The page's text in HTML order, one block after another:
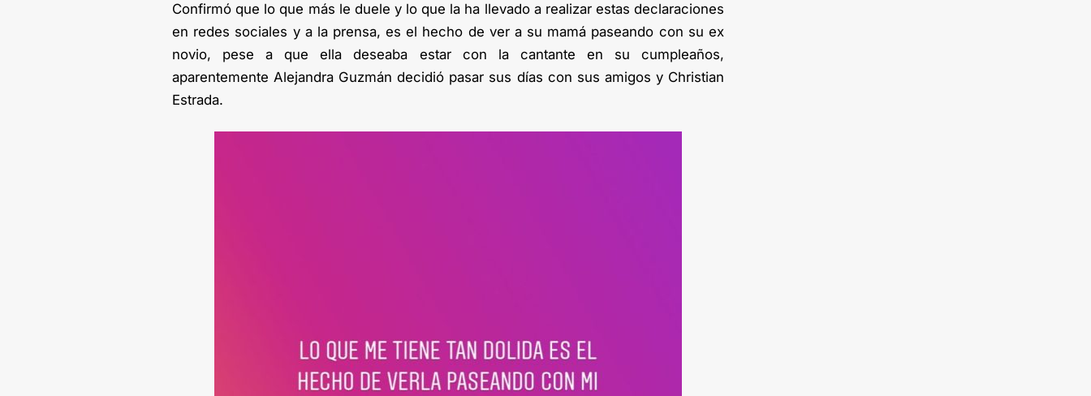
Confirmó que lo que más le duele y lo que la ha llevado a realizar estas declaraciones
en redes sociales y a la prensa, es el hecho de ver a su mamá paseando con su ex
novio, pese a que ella deseaba estar con la cantante en su cumpleaños,
aparentemente Alejandra Guzmán decidió pasar sus días con sus amigos y Christian
Estrada.